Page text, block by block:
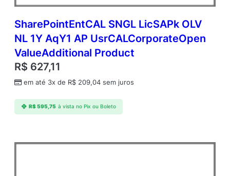
SharePointEntCAL SNGL LicSAPk OLV
NL 1Y AqY1 AP UsrCALCorporateOpen
ValueAdditional Product
R$ 627,11
em até 3x de R$ 209,04 sem juros
R$595,75 à vista no Pix ou Boleto